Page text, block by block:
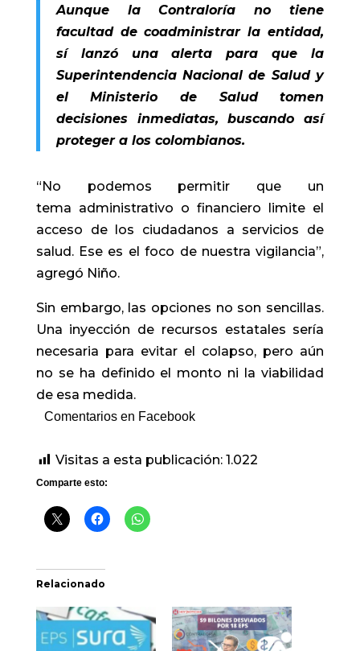
Aunque la Contraloría no tiene
facultad de coadministrar la entidad,
sí lanzó una alerta para que la
Superintendencia Nacional de Salud y
el Ministerio de Salud tomen
decisiones inmediatas, buscando así
proteger a los colombianos.
“No podemos permitir que un
tema administrativo o financiero limite el
acceso de los ciudadanos a servicios de
salud. Ese es el foco de nuestra vigilancia”,
agregó Niño.
Sin embargo, las opciones no son sencillas.
Una inyección de recursos estatales sería
necesaria para evitar el colapso, pero aún
no se ha definido el monto ni la viabilidad
de esa medida.
Comentarios en Facebook
Visitas a esta publicación: 1.022
Comparte esto:
Relacionado